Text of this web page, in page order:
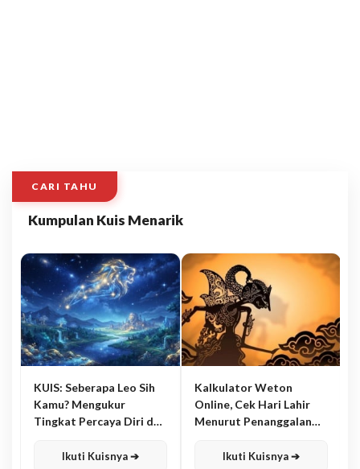
CARI TAHU
Kumpulan Kuis Menarik
KUIS: Seberapa Leo Sih
Kamu? Mengukur
Tingkat Percaya Diri dan
Ikuti Kuisnya ➔
Kalkulator Weton
Online, Cek Hari Lahir
Menurut Penanggalan
Ikuti Kuisnya ➔